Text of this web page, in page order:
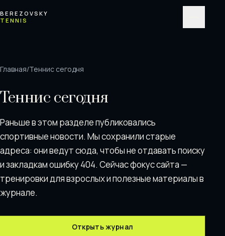
BEREZOVSKY
TENNIS
Главная/Теннис сегодня
Теннис сегодня
Раньше в этом разделе публиковались
спортивные новости. Мы сохранили старые
адреса: они ведут сюда, чтобы не отдавать поискy
и закладкам ошибку 404. Сейчас фокус сайта —
тренировки для взрослых и полезные материалы в
журнале.
Открыть журнал